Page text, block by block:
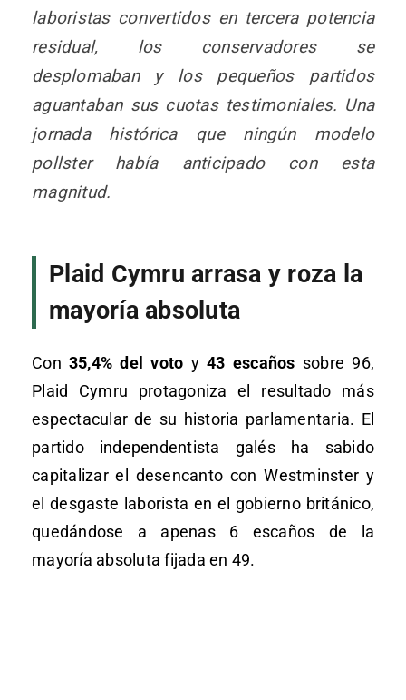
laboristas convertidos en tercera potencia
residual, los conservadores se
desplomaban y los pequeños partidos
aguantaban sus cuotas testimoniales. Una
jornada histórica que ningún modelo
pollster había anticipado con esta
magnitud.
Plaid Cymru arrasa y roza la
mayoría absoluta
Con 35,4% del voto y43 escaños sobre 96,
Plaid Cymru protagoniza el resultado más
espectacular de su historia parlamentaria. El
partido independentista galés ha sabido
capitalizar el desencanto con Westminster y
el desgaste laborista en el gobierno británico,
quedándose a apenas 6 escaños de la
mayoría absoluta fijada en 49.